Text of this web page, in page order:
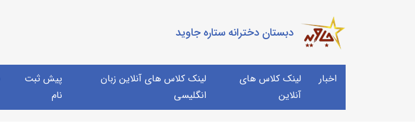
دبستان دخترانه ستاره جاوید
اخبار
لینک کلاس های
آنلاین
لینک کلاس های آنلاین زبان
انگلیسی
پیش ثبت
نام